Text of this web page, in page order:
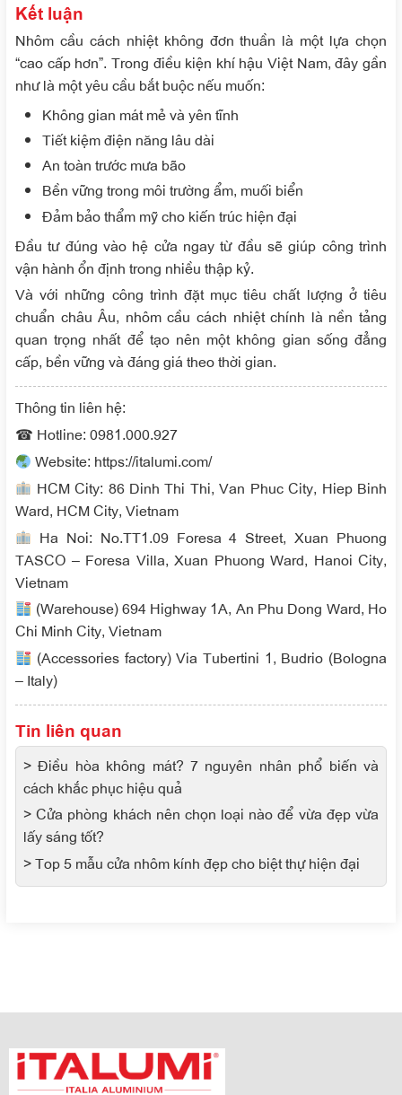
Kết luận
Nhôm cầu cách nhiệt không đơn thuần là một lựa chọn
“cao cấp hơn”. Trong điều kiện khí hậu Việt Nam, đây gần
như là một yêu cầu bắt buộc nếu muốn:
Không gian mát mẻ và yên tĩnh
Tiết kiệm điện năng lâu dài
An toàn trước mưa bão
Bền vững trong môi trường ẩm, muối biển
Đảm bảo thẩm mỹ cho kiến trúc hiện đại
Đầu tư đúng vào hệ cửa ngay từ đầu sẽ giúp công trình
vận hành ổn định trong nhiều thập kỷ.
Và với những công trình đặt mục tiêu chất lượng ở tiêu
chuẩn châu Âu, nhôm cầu cách nhiệt chính là nền tảng
quan trọng nhất để tạo nên một không gian sống đẳng
cấp, bền vững và đáng giá theo thời gian.
Thông tin liên hệ:
☎ Hotline: 0981.000.927
Website: https://italumi.com/
HCM City: 86 Dinh Thi Thi, Van Phuc City, Hiep Binh
Ward, HCM City, Vietnam
Ha Noi: No.TT1.09 Foresa 4 Street, Xuan Phuong
TASCO – Foresa Villa, Xuan Phuong Ward, Hanoi City,
Vietnam
(Warehouse) 694 Highway 1A, An Phu Dong Ward, Ho
Chi Minh City, Vietnam
(Accessories factory) Via Tubertini 1, Budrio (Bologna
– Italy)
Tin liên quan
> Điều hòa không mát? 7 nguyên nhân phổ biến và
cách khắc phục hiệu quả
> Cửa phòng khách nên chọn loại nào để vừa đẹp vừa
lấy sáng tốt?
> Top 5 mẫu cửa nhôm kính đẹp cho biệt thự hiện đại